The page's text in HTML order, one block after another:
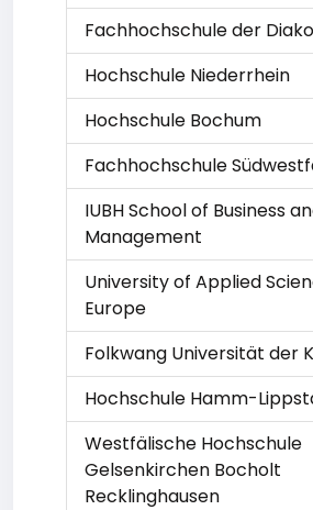
Fachhochschule der
Hochschule Niederrhein
Hochschule Bochum
Fachhochschule
IUBH School of Business
Management
University of Applied
Europe
Folkwang Universität der
Hochschule Hamm-
Westfälische Hochschule
Gelsenkirchen Bocholt
Recklinghausen